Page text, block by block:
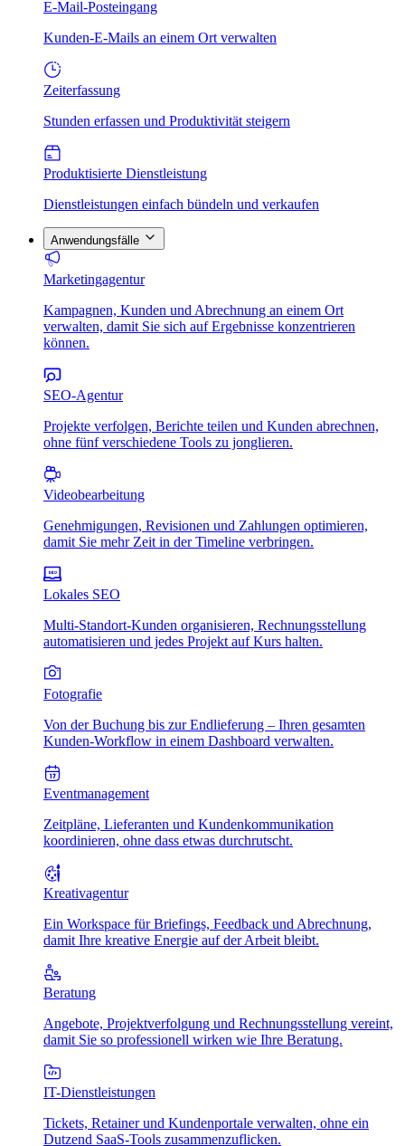
E-Mail-Posteingang
Kunden-E-Mails an einem Ort verwalten
Zeiterfassung
Stunden erfassen und Produktivität steigern
Produktisierte Dienstleistung
Dienstleistungen einfach bündeln und verkaufen
Anwendungsfälle
Marketingagentur
Kampagnen, Kunden und Abrechnung an einem Ort
verwalten, damit Sie sich auf Ergebnisse konzentrieren
können.
SEO-Agentur
Projekte verfolgen, Berichte teilen und Kunden abrechnen,
ohne fünf verschiedene Tools zu jonglieren.
Videobearbeitung
Genehmigungen, Revisionen und Zahlungen optimieren,
damit Sie mehr Zeit in der Timeline verbringen.
Lokales SEO
Multi-Standort-Kunden organisieren, Rechnungsstellung
automatisieren und jedes Projekt auf Kurs halten.
Fotografie
Von der Buchung bis zur Endlieferung – Ihren gesamten
Kunden-Workflow in einem Dashboard verwalten.
Eventmanagement
Zeitpläne, Lieferanten und Kundenkommunikation
koordinieren, ohne dass etwas durchrutscht.
Kreativagentur
Ein Workspace für Briefings, Feedback und Abrechnung,
damit Ihre kreative Energie auf der Arbeit bleibt.
Beratung
Angebote, Projektverfolgung und Rechnungsstellung vereint,
damit Sie so professionell wirken wie Ihre Beratung.
IT-Dienstleistungen
Tickets, Retainer und Kundenportale verwalten, ohne ein
Dutzend SaaS-Tools zusammenzuflicken.